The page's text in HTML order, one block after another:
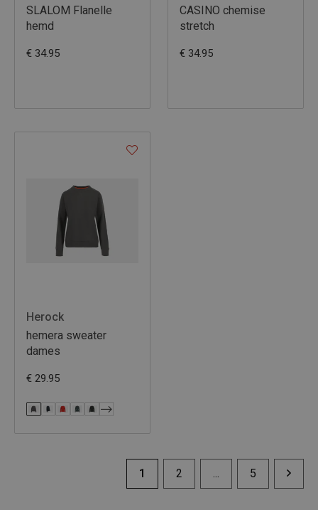
SLALOM Flanelle
hemd
€ 34.95
CASINO chemise
stretch
€ 34.95
Herock
hemera sweater
dames
€ 29.95
1 2 ... 5